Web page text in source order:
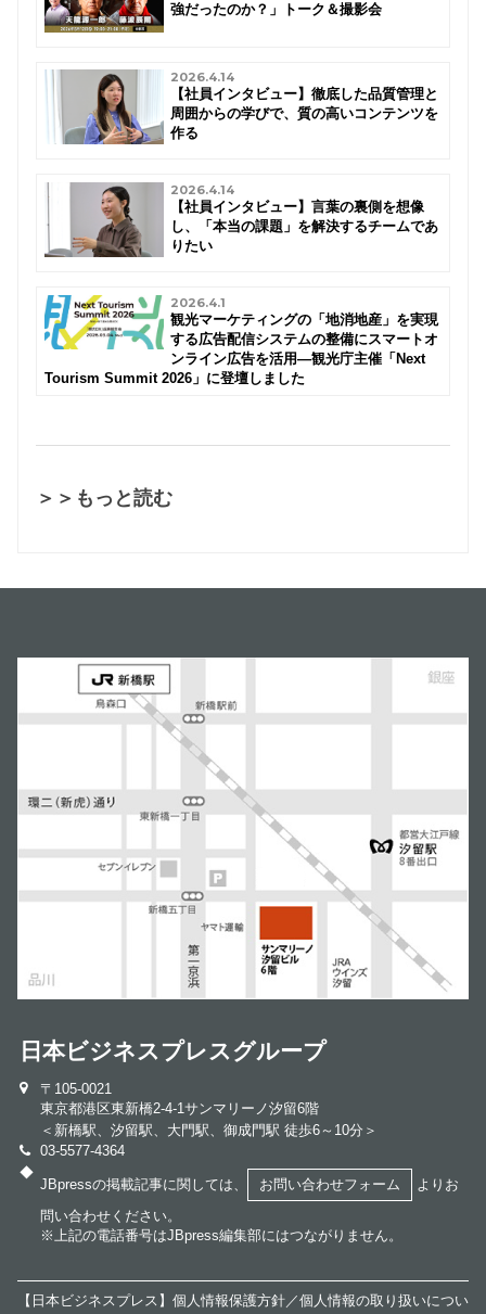
強だったのか？」トーク＆撮影会
2026.4.14
【社員インタビュー】徹底した品質管理と
周囲からの学びで、質の高いコンテンツを
作る
2026.4.14
【社員インタビュー】言葉の裏側を想像
し、「本当の課題」を解決するチームであ
りたい
2026.4.1
観光マーケティングの「地消地産」を実現
する広告配信システムの整備にスマートオ
ンライン広告を活用―観光庁主催「Next
Tourism Summit 2026」に登壇しました
＞＞もっと読む
日本ビジネスプレスグループ
〒105-0021
東京都港区東新橋2-4-1サンマリーノ汐留6階
＜新橋駅、汐留駅、大門駅、御成門駅 徒歩6～10分＞
03-5577-4364
◆
JBpressの掲載記事に関しては、 お問い合わせフォーム
よりお
問い合わせください。
※上記の電話番号はJBpress編集部にはつながりません。
【日本ビジネスプレス】個人情報保護方針／個人情報の取り扱いについ